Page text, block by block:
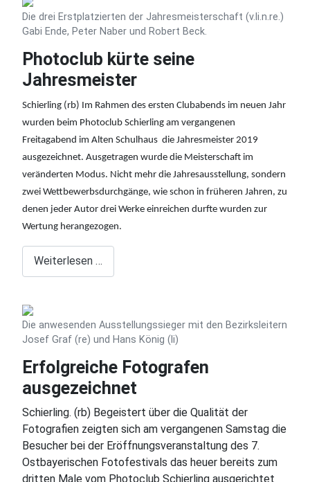
Die drei Erstplatzierten der Jahresmeisterschaft (v.li.n.re.)
Gabi Ende, Peter Naber und Robert Beck.
Photoclub kürte seine
Jahresmeister
Schierling (rb) Im Rahmen des ersten Clubabends im neuen Jahr
wurden beim Photoclub Schierling am vergangenen
Freitagabend im Alten Schulhaus die Jahresmeister 2019
ausgezeichnet. Ausgetragen wurde die Meisterschaft im
veränderten Modus. Nicht mehr die Jahresausstellung, sondern
zwei Wettbewerbsdurchgänge, wie schon in früheren Jahren, zu
denen jeder Autor drei Werke einreichen durfte wurden zur
Wertung herangezogen.
Weiterlesen …
Die anwesenden Ausstellungssieger mit den Bezirksleitern
Josef Graf (re) und Hans König (li)
Erfolgreiche Fotografen
ausgezeichnet
Schierling. (rb) Begeistert über die Qualität der
Fotografien zeigten sich am vergangenen Samstag die
Besucher bei der Eröffnungsveranstaltung des 7.
Ostbayerischen Fotofestivals das heuer bereits zum
dritten Male vom Photoclub Schierling ausgerichtet